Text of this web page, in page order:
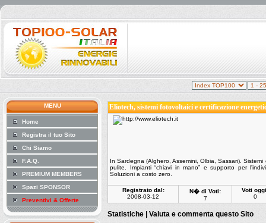
MENU
Home
Registra il tuo Sito
Chi Siamo
F.A.Q.
PREMIUM MEMBERS
Spazi SPONSOR
Preventivi & Offerte
Eliotech, sistemi fotovoltaici e certificazione
In Sardegna (Alghero, Assemini, Olbia, Sassari).
pulite. Impianti “chiavi in mano” e supporto per
Soluzioni a costo zero.
Registrato dal:
2008-03-12
N� di Voti:
7
Voti
0
Statistiche | Valuta e commenta questo Sito